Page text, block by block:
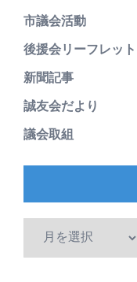
市議会活動
後援会リーフレット
新聞記事
誠友会だより
議会取組